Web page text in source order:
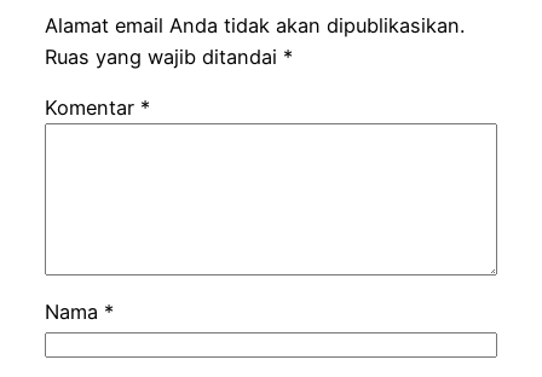
Alamat email Anda tidak akan dipublikasikan.
Ruas yang wajib ditandai *
Komentar *
Nama *